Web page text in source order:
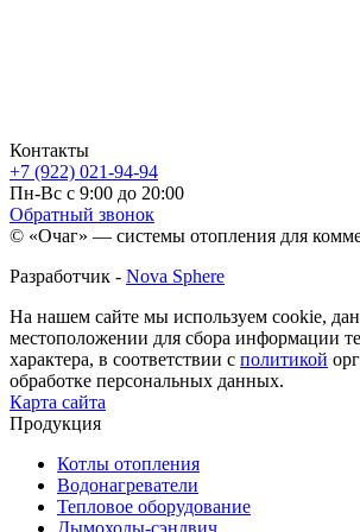
Контакты
+7 (922) 021-94-94
Пн-Вс с 9:00 до 20:00
Обратный звонок
© «Очаг» — системы отопления для
Разработчик - Nova Sphere
На нашем сайте мы используем cookie,
местоположении для сбора информации
характера, в соответствии с политикой
обработке персональных данных.
Карта сайта
Продукция
Котлы отопления
Водонагреватели
Тепловое оборудование
Дымоходы-сэндвич